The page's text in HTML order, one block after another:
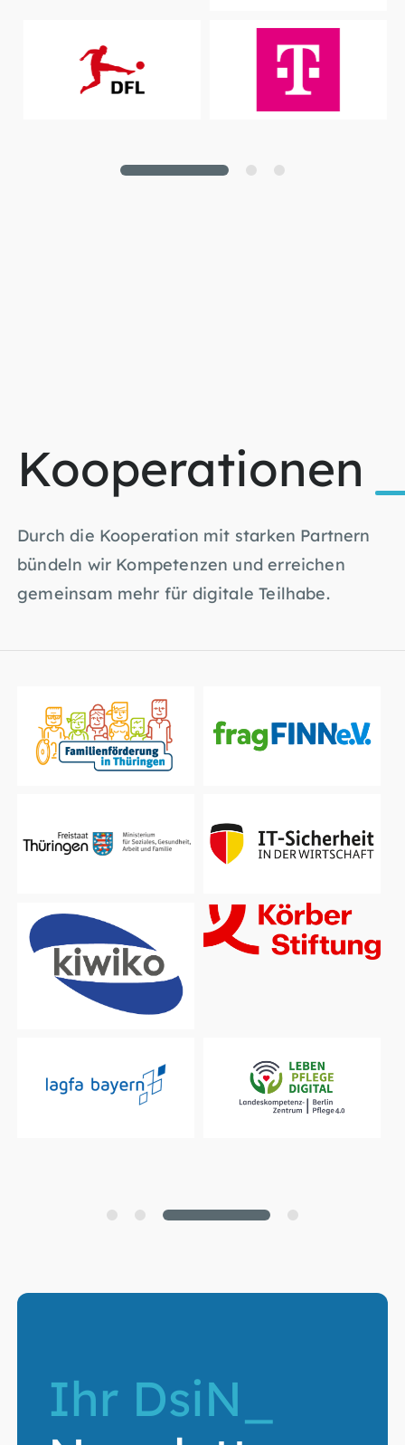
Kooperationen
Durch die Kooperation mit starken Partnern
bündeln wir Kompetenzen und erreichen
gemeinsam mehr für digitale Teilhabe.
Ihr DsiN_